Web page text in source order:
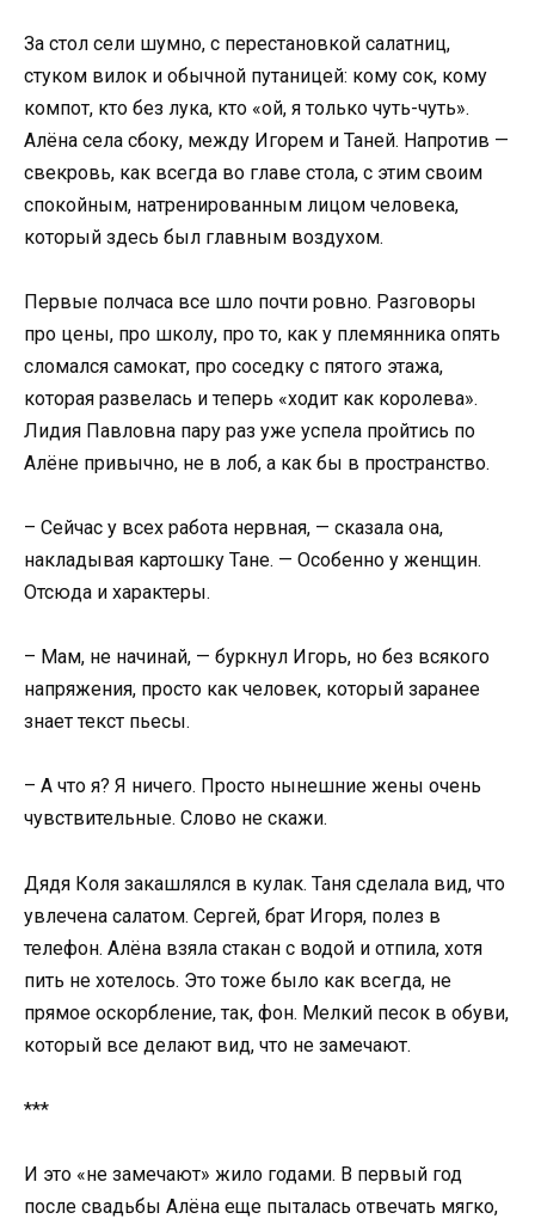
За стол сели шумно, с перестановкой салатниц,
стуком вилок и обычной путаницей: кому сок, кому
компот, кто без лука, кто «ой, я только чуть-чуть».
Алёна села сбоку, между Игорем и Таней. Напротив —
свекровь, как всегда во главе стола, с этим своим
спокойным, натренированным лицом человека,
который здесь был главным воздухом.
Первые полчаса все шло почти ровно. Разговоры
про цены, про школу, про то, как у племянника опять
сломался самокат, про соседку с пятого этажа,
которая развелась и теперь «ходит как королева».
Лидия Павловна пару раз уже успела пройтись по
Алёне привычно, не в лоб, а как бы в пространство.
– Сейчас у всех работа нервная, — сказала она,
накладывая картошку Тане. — Особенно у женщин.
Отсюда и характеры.
– Мам, не начинай, — буркнул Игорь, но без всякого
напряжения, просто как человек, который заранее
знает текст пьесы.
– А что я? Я ничего. Просто нынешние жены очень
чувствительные. Слово не скажи.
Дядя Коля закашлялся в кулак. Таня сделала вид, что
увлечена салатом. Сергей, брат Игоря, полез в
телефон. Алёна взяла стакан с водой и отпила, хотя
пить не хотелось. Это тоже было как всегда, не
прямое оскорбление, так, фон. Мелкий песок в обуви,
который все делают вид, что не замечают.
***
И это «не замечают» жило годами. В первый год
после свадьбы Алёна еще пыталась отвечать мягко,